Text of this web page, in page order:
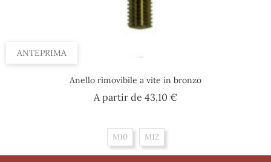
ANTEPRIMA
Anello rimovibile a vite in bronzo
A partir de 43,10 €Prezzo
M10 M12